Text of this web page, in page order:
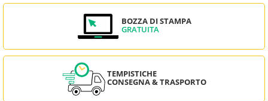
BOZZA DI STAMPA
GRATUITA
TEMPISTICHE
CONSEGNA & TRASPORTO